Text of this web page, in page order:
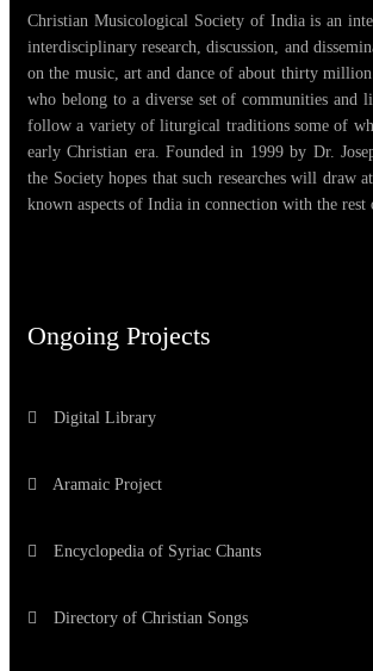
Christian Musicological Society of India is an
interdisciplinary research, discussion, and
on the music, art and dance of about thirty
who belong to a diverse set of communities and
follow a variety of liturgical traditions some of
early Christian era. Founded in 1999 by Dr.
the Society hopes that such researches will draw
known aspects of India in connection with the
Ongoing Projects
Digital Library
Aramaic Project
Encyclopedia of Syriac Chants
Directory of Christian Songs